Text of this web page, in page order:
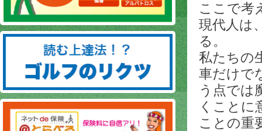
ここで考
現代人は
る。
私たちの
車だけで
う点では
くことに
ことの重